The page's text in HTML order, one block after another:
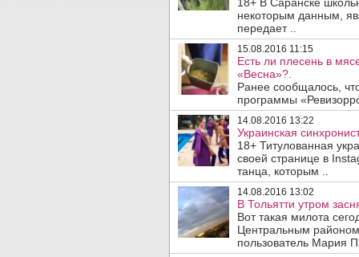
некоторым данным,
передает ..
15.08.2016 11:15
Есть ли плесень в
«Весна»?.
Ранее сообщалось,
программы
14.08.2016 13:22
Украинская
18+ Титулованная
своей странице в
танца, которым ..
14.08.2016 13:02
В Тольятти утром
Вот такая милота
Центральным
пользователь Мария